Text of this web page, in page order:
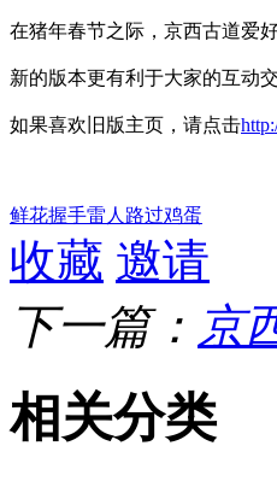
在猪年春节之际，京西古道爱
新的版本更有利于大家的互动
如果喜欢旧版主页，请点击
鲜花握手雷人 路过鸡蛋
收藏 邀请
下一篇： 京
相关分类